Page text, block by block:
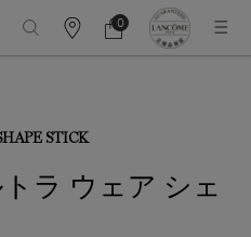
カ
報
カ
ー
0
0 カート内の製品
STICK
ラ ウェア シェ